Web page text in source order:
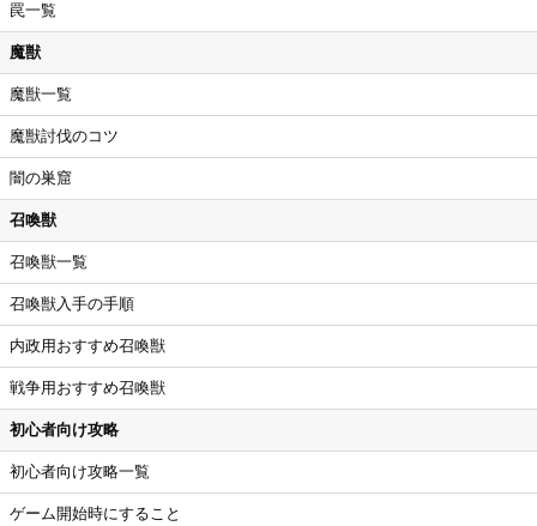
罠一覧
魔獣
魔獣一覧
魔獣討伐のコツ
闇の巣窟
召喚獣
召喚獣一覧
召喚獣入手の手順
内政用おすすめ召喚獣
戦争用おすすめ召喚獣
初心者向け攻略
初心者向け攻略一覧
ゲーム開始時にすること